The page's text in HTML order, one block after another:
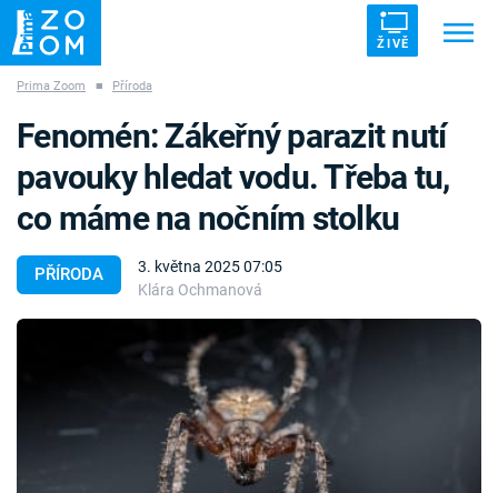
ŽIVĚ
ZÁHADY VETŘELCI DÁVNOVĚKU
Témata
Prima Zoom ■ Příroda
PŘÍRODA
3. května 2025 07:05
Klára Ochmanová
Fenomén: Zákeřný parazit nutí
pavouky hledat vodu. Třeba tu,
co máme na nočním stolku